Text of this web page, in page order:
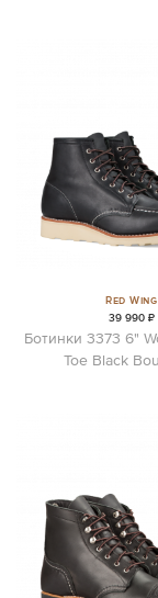
Red Wing
39 990 ₽
Ботинки 3373 6"
Toe Black